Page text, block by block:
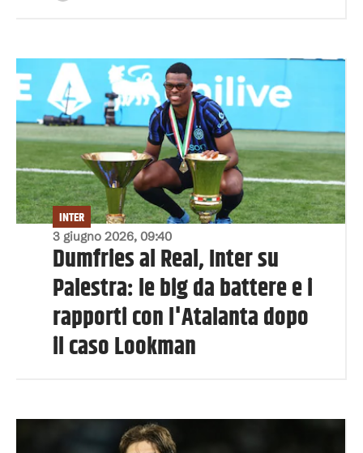
3 giugno 2026, 09:40
INTER
Dumfries al Real, Inter su
Palestra: le big da battere e i
rapporti con l'Atalanta dopo
il caso Lookman